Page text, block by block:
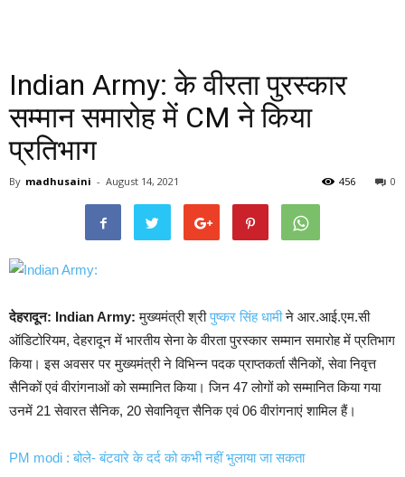
Indian Army: के वीरता पुरस्कार
सम्मान समारोह में CM ने किया
प्रतिभाग
By madhusaini - August 14, 2021 0
456
देहरादून: Indian Army: मुख्यमंत्री श्रीपुष्कर सिंह धामीने आर.आई.एम.सी
ऑडिटोरियम, देहरादून में भारतीय सेना के वीरता पुरस्कार सम्मान समारोह में प्रतिभाग
किया। इस अवसर पर मुख्यमंत्री ने विभिन्न पदक प्राप्तकर्ता सैनिकों, सेवा निवृत्त
सैनिकों एवं वीरांगनाओं को सम्मानित किया। जिन 47 लोगों को सम्मानित किया गया
उनमें 21 सेवारत सैनिक, 20 सेवानिवृत्त सैनिक एवं 06 वीरांगनाएं शामिल हैं।
PM modi : बोले- बंटवारे के दर्द को कभी नहीं भुलाया जा सकता